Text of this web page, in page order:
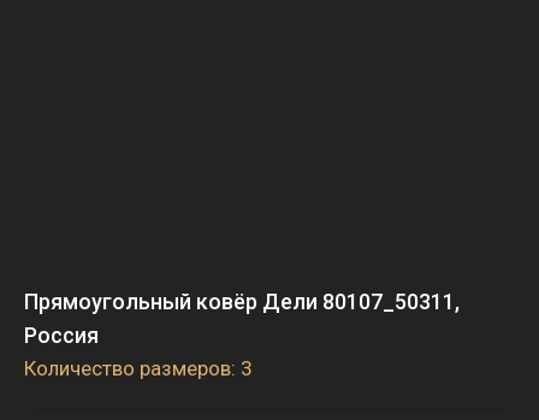
Прямоугольный ковёр Дели 80107_50311,
Россия
Количество размеров: 3